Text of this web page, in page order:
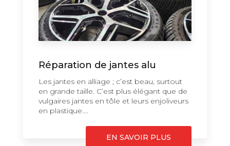
Réparation de jantes alu
Les jantes en alliage ; c’est beau, surtout
en grande taille. C’est plus élégant que de
vulgaires jantes en tôle et leurs enjoliveurs
en plastique....
EN SAVOIR PLUS